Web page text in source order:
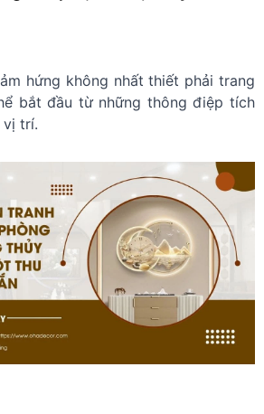
hứng không nhất thiết phải trang
bắt đầu từ những thông điệp tích
trí.